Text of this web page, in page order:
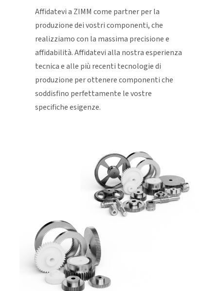
Affidatevi a ZIMM come partner per la
produzione dei vostri componenti, che
realizziamo con la massima precisione e
affidabilità. Affidatevi alla nostra esperienza
tecnica e alle più recenti tecnologie di
produzione per ottenere componenti che
soddisfino perfettamente le vostre
specifiche esigenze.